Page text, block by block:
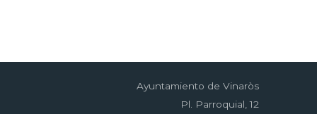
Ayuntamiento de Vinaròs
Pl. Parroquial, 12